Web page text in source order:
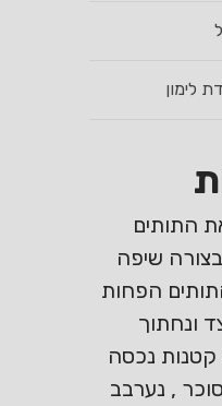
לימון
התותים
שיפה
הפחות
ונחתוך
קטנות נכסה
, נערבב